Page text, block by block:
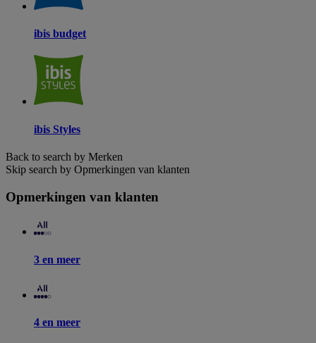
ibis budget
ibis Styles
Back to search by Merken
Skip search by Opmerkingen van klanten
Opmerkingen van klanten
3 en meer
4 en meer